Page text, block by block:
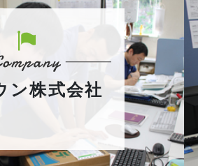
ン株式会社